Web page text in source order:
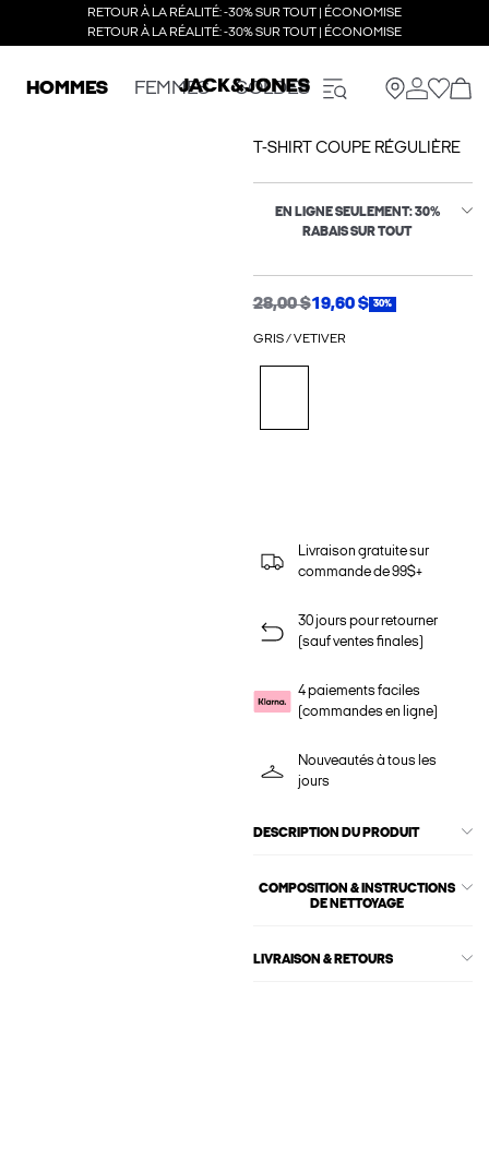
RETOUR À LA RÉALITÉ: -30% SUR TOUT | ÉCONOMISE
RETOUR À LA RÉALITÉ: -30% SUR TOUT | ÉCONOMISE
HOMMES FEMMES SOLDES
T-SHIRT COUPE RÉGULIÈRE
EN LIGNE SEULEMENT: 30%
RABAIS SUR TOUT
28,00 $19,60 $ 30%
GRIS / VETIVER
Livraison gratuite sur
commande de 99$+
30 jours pour retourner
(sauf ventes finales)
4 paiements faciles
(commandes en ligne)
Nouveautés à tous les
jours
DESCRIPTION DU PRODUIT
COMPOSITION & INSTRUCTIONS
DE NETTOYAGE
LIVRAISON & RETOURS